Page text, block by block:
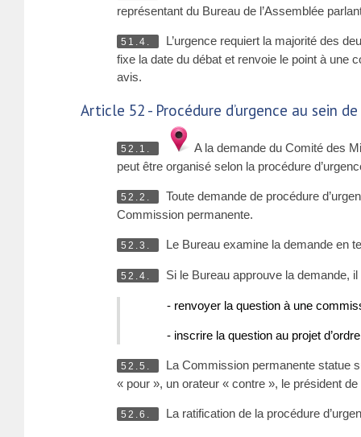
représentant du Bureau de l’Assemblée
51.4.
L’urgence requiert la majorité des
fixe la date du débat et renvoie le point à une
avis.
Article 52 - Procédure d’urgence au sein
52.1.
A la demande du Comité des
peut être organisé selon la procédure
52.2.
Toute demande de procédure
Commission permanente.
52.3. Le Bureau examine la demande en
52.4. Si le Bureau approuve la demande,
- renvoyer la question à une
- inscrire la question au projet
52.5.
La Commission permanente statue
« pour », un orateur « contre », le président
52.6. La ratification de la procédure